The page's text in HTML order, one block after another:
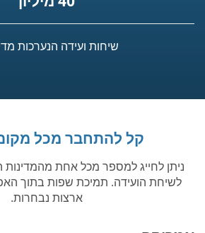
שיחות ועידה הנערכות
קל להתחבר מכל
ניתן לחייג למספר מכל אחת
לשיחת הועידה. תמיכת שפות בתוך
ארצות נבחרות.